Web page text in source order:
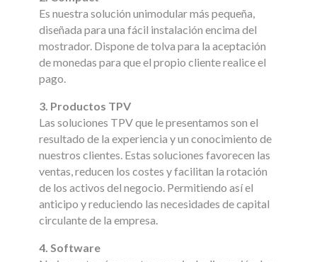
Es nuestra solución unimodular más pequeña,
diseñada para una fácil instalación encima del
mostrador. Dispone de tolva para la aceptación
de monedas para que el propio cliente realice el
pago.
3. Productos TPV
Las soluciones TPV que le presentamos son el
resultado de la experiencia y un conocimiento de
nuestros clientes. Estas soluciones favorecen las
ventas, reducen los costes y facilitan la rotación
de los activos del negocio. Permitiendo así el
anticipo y reduciendo las necesidades de capital
circulante de la empresa.
4. Software